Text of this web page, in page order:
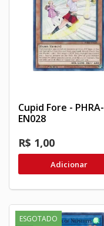
Cupid Fore - PHRA-
EN028
R$ 1,00
Adicionar
ESGOTADO